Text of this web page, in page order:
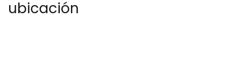
ubicación